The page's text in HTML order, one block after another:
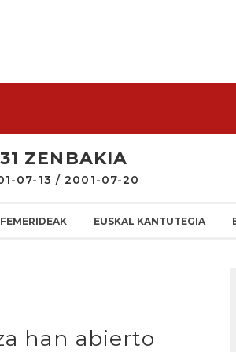
ZENBAKIA
07-13 / 2001-07-20
EUSKAL KANTUTEGIA
han abierto